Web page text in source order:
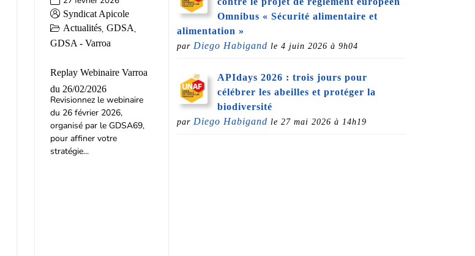
Syndicat Apicole
Actualités, GDSA,
GDSA - Varroa
Replay Webinaire Varroa
du 26/02/2026
Revisionnez le webinaire
du 26 février 2026,
organisé par le GDSA69,
pour affiner votre
stratégie...
Omnibus « Sécurité alimentaire et
alimentation »
parDiego Habigand le 4 juin 2026 à 9h04
APIdays 2026 : trois jours pour
célébrer les abeilles et protéger la
biodiversité
parDiego Habigand le 27 mai 2026 à 14h19